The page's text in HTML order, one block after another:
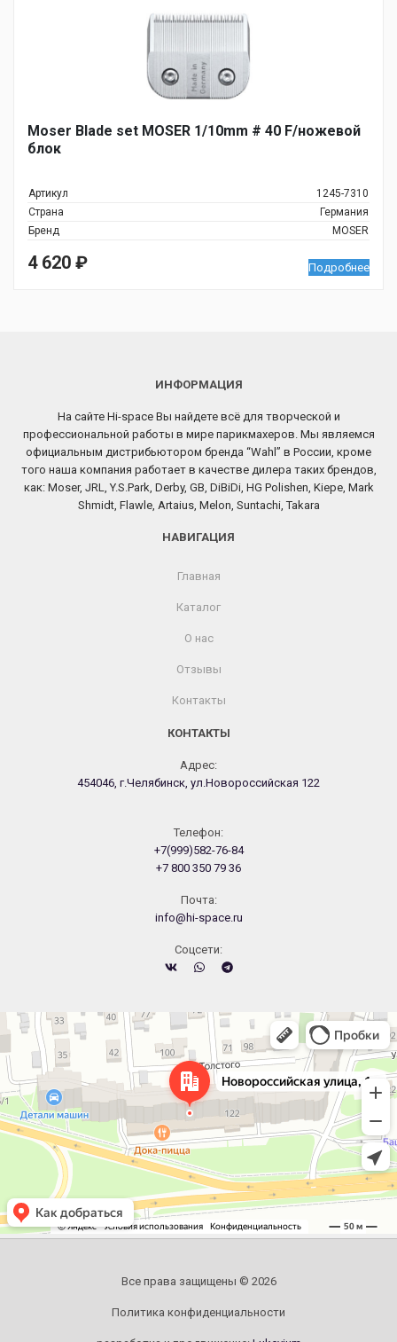
Moser Blade set MOSER 1/10mm # 40 F/ножевой
блок
Артикул
1245-7310
Страна
Германия
Бренд
MOSER
4 620 ₽ Подробнее
ИНФОРМАЦИЯ
На сайте Hi-space Вы найдете всё для творческой и
профессиональной работы в мире парикмахеров. Мы являемся
официальным дистрибьютором бренда “Wahl” в России, кроме
того наша компания работает в качестве дилера таких брендов,
как: Moser, JRL, Y.S.Park, Derby, GB, DiBiDi, HG Polishen, Kiepe, Mark
Shmidt, Flawle, Artaius, Melon, Suntachi, Takara
НАВИГАЦИЯ
Главная
Каталог
О нас
Отзывы
Контакты
КОНТАКТЫ
Адрес:
454046, г.Челябинск, ул.Новороссийская 122
Телефон:
+7(999)582-76-84
+7 800 350 79 36
Почта:
info@hi-space.ru
Cоцсети:
Челябинск
Новороссийская улица, 122 — Яндекс.Карты
Все права защищены © 2026
Политика конфиденциальности